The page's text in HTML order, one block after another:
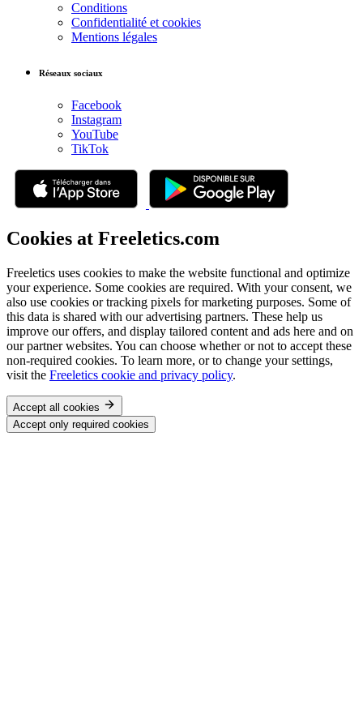
Conditions
Confidentialité et cookies
Mentions légales
Réseaux sociaux
Facebook
Instagram
YouTube
TikTok
Cookies at Freeletics.com
Freeletics uses cookies to make the website functional and optimize
your experience. Some cookies are required. With your consent, we
also use cookies or tracking pixels for marketing purposes. Some of
this data is shared with our advertising partners. These help us
improve our offers, and display tailored content and ads here and on
our partner websites. You can choose whether or not to accept these
non-required cookies. To learn more, or to change your settings,
visit the Freeletics cookie and privacy policy.
Accept all cookies
Accept only required cookies